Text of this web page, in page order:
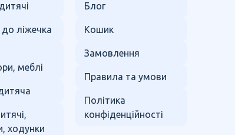
ліжечка
меблі
ходунки
Блог
Кошик
Замовлення
Правила та умови
Політика
конфіденційності